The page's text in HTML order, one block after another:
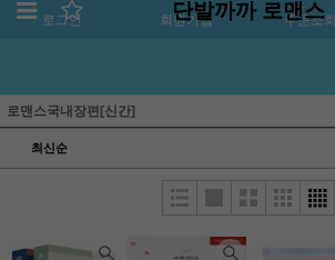
로그인 회원가입 주문조회
단발까까 로맨스
로맨스국내장편[신간]
최신순